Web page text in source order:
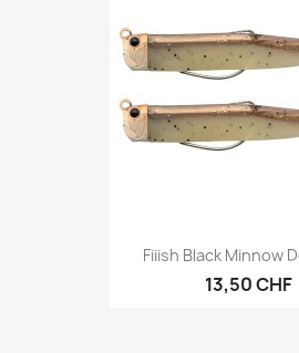
Fiiish Black Minnow
13,50 CHF